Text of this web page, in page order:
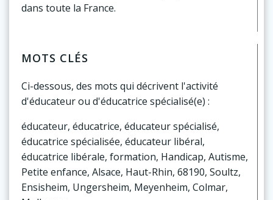
dans toute la France.
MOTS CLÉS
Ci-dessous, des mots qui décrivent l'activité
d'éducateur ou d'éducatrice spécialisé(e) :
éducateur, éducatrice, éducateur spécialisé,
éducatrice spécialisée, éducateur libéral,
éducatrice libérale, formation, Handicap, Autisme,
Petite enfance, Alsace, Haut-Rhin, 68190, Soultz,
Ensisheim, Ungersheim, Meyenheim, Colmar,